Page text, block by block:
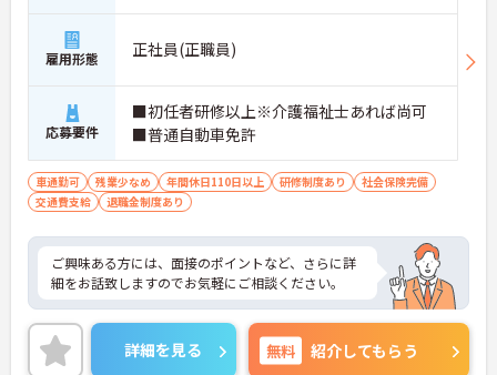
雇用形態 正社員(正職員)
応募要件
■初任者研修以上※介護福祉士あれば尚可
■普通自動車免許
車通勤可 残業少なめ 年間休日110日以上 研修制度あり
社会保険完備
交通費支給
退職金制度あり
ご興味ある方には、面接のポイントなど、さらに詳
細をお話致しますのでお気軽にご相談ください。
詳細を見る 無料 紹介してもらう